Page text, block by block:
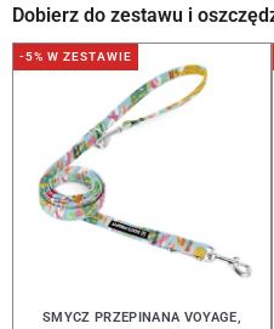
Dobierz do zestawu i
-5% W ZESTAWIE
SMYCZ PRZEPINANA VOYAGE,